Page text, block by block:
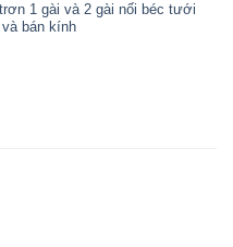
1,000 ₫1 gài và 2 gài nối béc tưới
bán kính